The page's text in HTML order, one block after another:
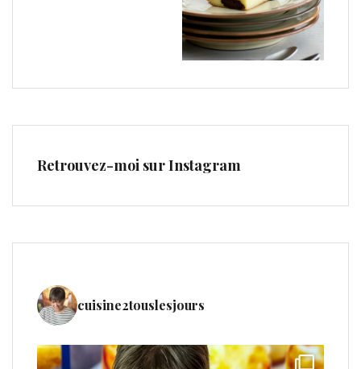
Retrouvez-moi sur Instagram
cuisine2touslesjours